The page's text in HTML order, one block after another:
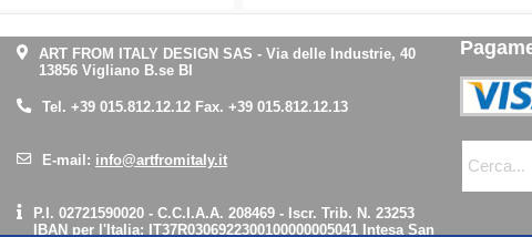
ART FROM ITALY DESIGN SAS - Via delle Industrie, 40
13856 Vigliano B.se BI
Tel. +39 015.812.12.12Fax. +39 015.812.12.13
E-mail: info@artfromitaly.it
P.I. 02721590020 - C.C.I.A.A. 208469 - Iscr. Trib. N. 23253
IBAN per l'Italia: IT37R0306922300100000005041 Intesa San